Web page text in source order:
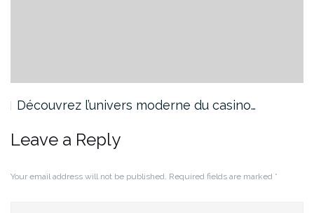
Découvrez l’univers moderne du casino…
Leave a Reply
Your email address will not be published. Required fields are marked *